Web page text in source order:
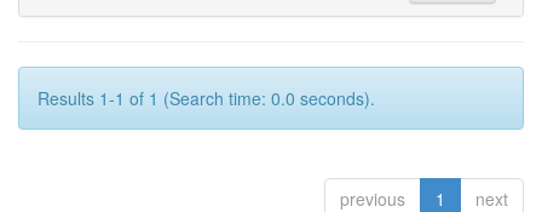
Results 1-1 of 1 (Search time: 0.0 seconds).
previous 1 next